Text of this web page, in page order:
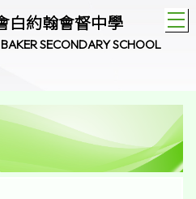
白約翰會督中學
SECONDARY SCHOOL